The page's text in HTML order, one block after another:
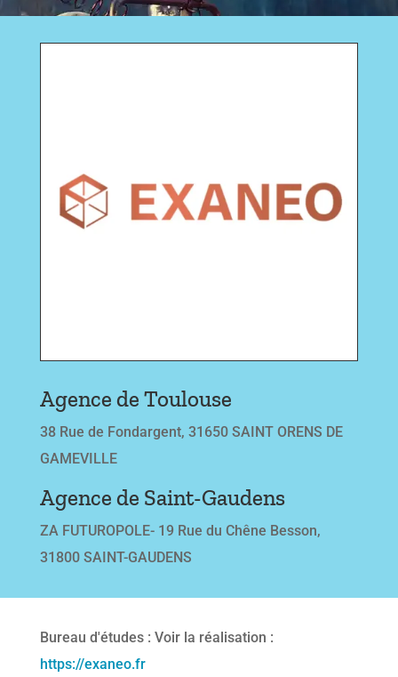
Agence de Toulouse
38 Rue de Fondargent, 31650 SAINT ORENS DE
GAMEVILLE
Agence de Saint-Gaudens
ZA FUTUROPOLE- 19 Rue du Chêne Besson,
31800 SAINT-GAUDENS
Bureau d'études : Voir la réalisation :
https://exaneo.fr